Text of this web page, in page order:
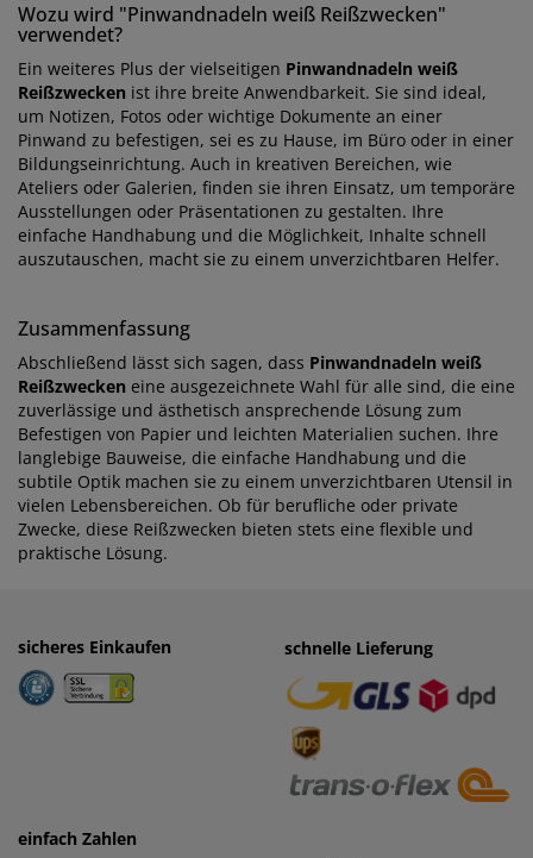
Wozu wird "Pinwandnadeln weiß Reißzwecken"
verwendet?
Ein weiteres Plus der vielseitigen Pinwandnadeln weiß
Reißzwecken ist ihre breite Anwendbarkeit. Sie sind ideal,
um Notizen, Fotos oder wichtige Dokumente an einer
Pinwand zu befestigen, sei es zu Hause, im Büro oder in einer
Bildungseinrichtung. Auch in kreativen Bereichen, wie
Ateliers oder Galerien, finden sie ihren Einsatz, um temporäre
Ausstellungen oder Präsentationen zu gestalten. Ihre
einfache Handhabung und die Möglichkeit, Inhalte schnell
auszutauschen, macht sie zu einem unverzichtbaren Helfer.
Zusammenfassung
Abschließend lässt sich sagen, dass Pinwandnadeln weiß
Reißzwecken eine ausgezeichnete Wahl für alle sind, die eine
zuverlässige und ästhetisch ansprechende Lösung zum
Befestigen von Papier und leichten Materialien suchen. Ihre
langlebige Bauweise, die einfache Handhabung und die
subtile Optik machen sie zu einem unverzichtbaren Utensil in
vielen Lebensbereichen. Ob für berufliche oder private
Zwecke, diese Reißzwecken bieten stets eine flexible und
praktische Lösung.
sicheres Einkaufen einfaches Zahlen
· Rechnung
· Vorkasse
schnelle Lieferung
einfach Zahlen